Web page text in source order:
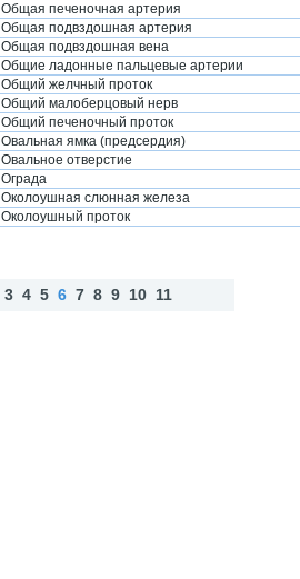
Общая печеночная артерия
Общая подвздошная артерия
Общая подвздошная вена
Общие ладонные пальцевые артерии
Общий желчный проток
Общий малоберцовый нерв
Общий печеночный проток
Овальная ямка (предсердия)
Овальное отверстие
Ограда
Околоушная слюнная железа
Околоушный проток
3 4 5 6 7 8 9 10 11